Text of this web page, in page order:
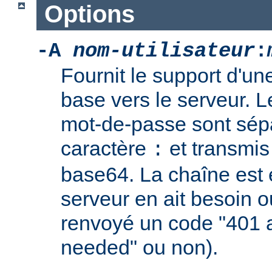
Options
-A nom-utilisateur:
Fournit le support
base vers le serveur.
mot-de-passe sont
caractère : et
base64. La chaîne est
serveur en ait besoin
renvoyé un code "401
needed" ou non).